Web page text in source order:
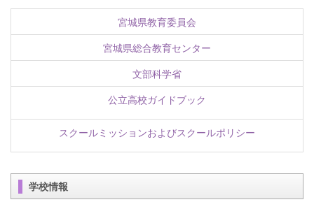
宮城県教育委員会
宮城県総合教育センター
文部科学省
公立高校ガイドブック
スクールミッションおよびスクールポリシー
学校情報